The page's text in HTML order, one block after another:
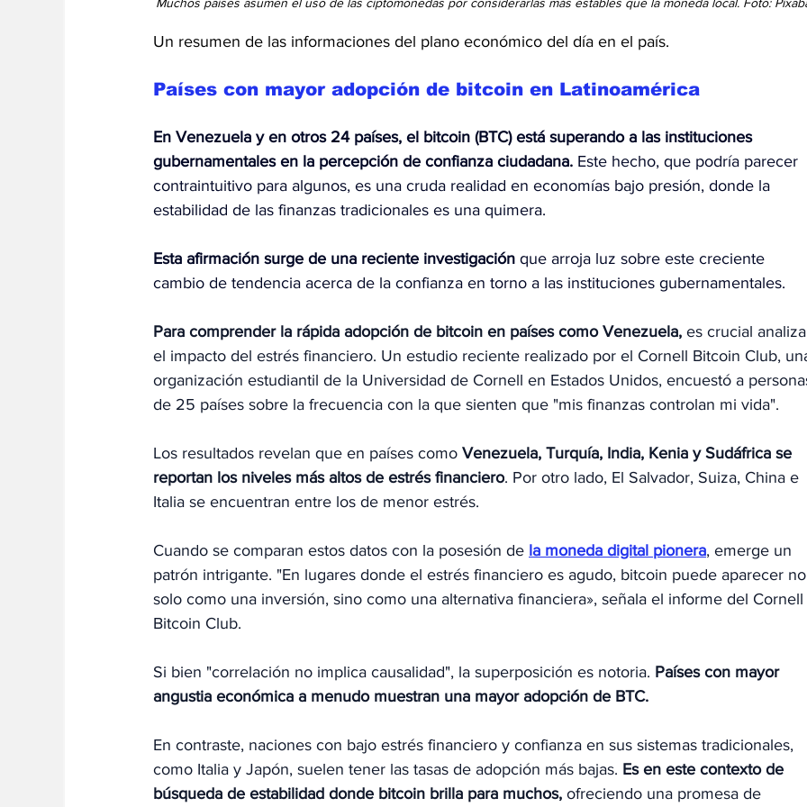
Un resumen de las informaciones del plano económico del día en el país.
Países con mayor adopción de bitcoin en Latinoamérica
En Venezuela y en otros 24 países, el bitcoin (BTC) está superando a las instituciones
gubernamentales en la percepción de confianza ciudadana. Este hecho, que podría parecer
contraintuitivo para algunos, es una cruda realidad en economías bajo presión, donde la
estabilidad de las finanzas tradicionales es una quimera.
Esta afirmación surge de una reciente investigación que arroja luz sobre este creciente
cambio de tendencia acerca de la confianza en torno a las instituciones gubernamentales.
Para comprender la rápida adopción de bitcoin en países como Venezuela, es crucial
el impacto del estrés financiero. Un estudio reciente realizado por el Cornell Bitcoin Club,
organización estudiantil de la Universidad de Cornell en Estados Unidos, encuestó a
de 25 países sobre la frecuencia con la que sienten que "mis finanzas controlan mi vida".
Los resultados revelan que en países como Venezuela, Turquía, India, Kenia y Sudáfrica se
reportan los niveles más altos de estrés financiero. Por otro lado, El Salvador, Suiza, China e
Italia se encuentran entre los de menor estrés.
Cuando se comparan estos datos con la posesión de la moneda digital pionera, emerge un
patrón intrigante. "En lugares donde el estrés financiero es agudo, bitcoin puede aparecer
solo como una inversión, sino como una alternativa financiera», señala el informe del Cornell
Bitcoin Club.
Si bien "correlación no implica causalidad", la superposición es notoria. Países con mayor
angustia económica a menudo muestran una mayor adopción de BTC.
En contraste, naciones con bajo estrés financiero y confianza en sus sistemas tradicionales,
como Italia y Japón, suelen tener las tasas de adopción más bajas. Es en este contexto de
búsqueda de estabilidad donde bitcoin brilla para muchos, ofreciendo una promesa de